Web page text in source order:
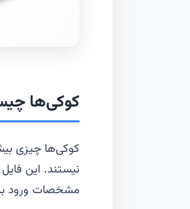
کوکی‌ها
کوکی‌ها چیزی
نیستند. این
مشخصات ورود